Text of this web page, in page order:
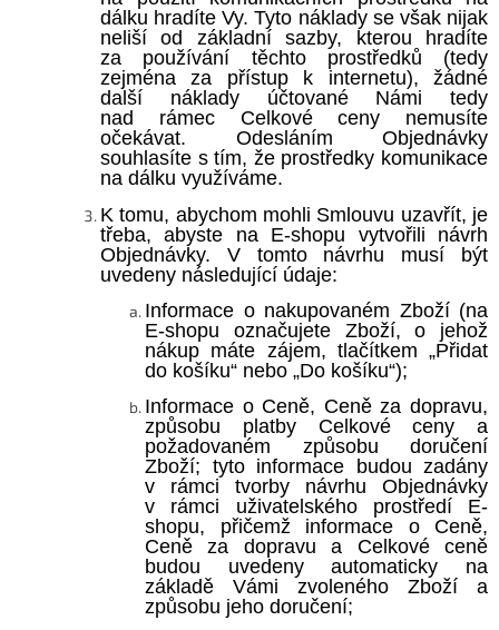
dálku hradíte Vy. Tyto náklady se však nijak
neliší od základní sazby, kterou hradíte
za používání těchto prostředků (tedy
zejména za přístup k internetu), žádné
další náklady účtované Námi tedy
nad rámec Celkové ceny nemusíte
očekávat. Odesláním Objednávky
souhlasíte s tím, že prostředky komunikace
na dálku využíváme.
K tomu, abychom mohli Smlouvu uzavřít, je
třeba, abyste na E-shopu vytvořili návrh
Objednávky. V tomto návrhu musí být
uvedeny následující údaje:
Informace o nakupovaném Zboží (na
E-shopu označujete Zboží, o jehož
nákup máte zájem, tlačítkem „Přidat
do košíku“ nebo „Do košíku“);
Informace o Ceně, Ceně za dopravu,
způsobu platby Celkové ceny a
požadovaném způsobu doručení
Zboží; tyto informace budou zadány
v rámci tvorby návrhu Objednávky
v rámci uživatelského prostředí E-
shopu, přičemž informace o Ceně,
Ceně za dopravu a Celkové ceně
budou uvedeny automaticky na
základě Vámi zvoleného Zboží a
způsobu jeho doručení;